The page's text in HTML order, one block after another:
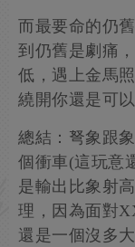
而最要命的仍
到仍舊是劇痛
低，遇上金馬
繞開你還是可
總結：弩象跟
個衝車(這玩意
是輸出比象射
理，因為面對
還是一個沒多